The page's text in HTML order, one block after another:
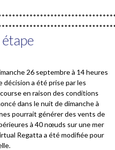
26 septembre à 14 heures
a été prise par les
en raison des conditions
dans le nuit de dimanche à
pourrait générer des vents de
à 40 nœuds sur une mer
Regatta a été modifiée pour